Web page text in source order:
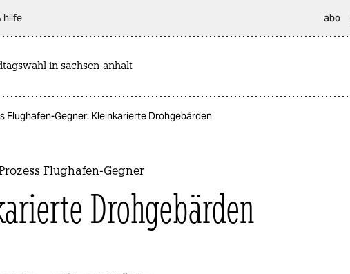
hilfe abo
in sachsen-anhalt
Flughafen-Gegner: Kleinkarierte Drohgebärden
Flughafen-Gegner
Drohgebärden